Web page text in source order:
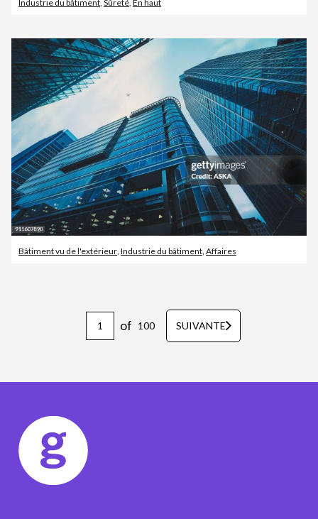
Industrie du bâtiment, Sûreté, En haut
Bâtiment vu de l'extérieur Industrie du bâtiment Affaires
of 100 SUIVANTE